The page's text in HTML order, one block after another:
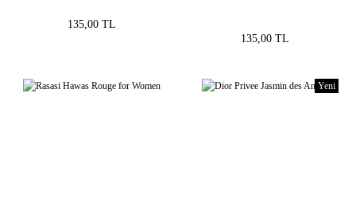
135,00 TL
135,00 TL
Yeni